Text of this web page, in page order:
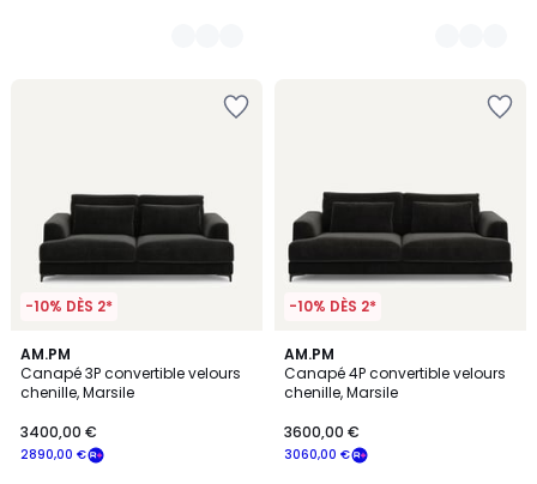
-10% DÈS 2*
AM.PM
Canapé 3P convertible velours
chenille, Marsile
2890,00 €
3400,00 €
8
Couleurs
-10% DÈS 2*
AM.PM
Canapé 4P convertible velours
chenille, Marsile
3060,00 €
3600,00 €
8
Couleurs